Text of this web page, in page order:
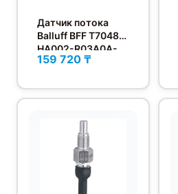
Датчик потока
Balluff BFF T7048-
HA002-R03A0A-
S4
159 720 ₸